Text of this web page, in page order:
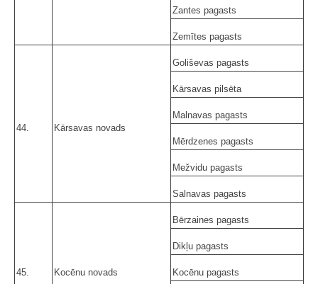
Zantes pagasts
Zemītes pagasts
44. Kārsavas novads
Goliševas pagasts
Kārsavas pilsēta
Malnavas pagasts
Mērdzenes pagasts
Mežvidu pagasts
Salnavas pagasts
45. Kocēnu novads
Bērzaines pagasts
Dikļu pagasts
Kocēnu pagasts